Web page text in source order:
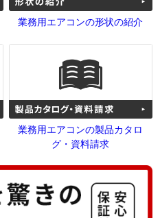
業務用エアコンの形状の紹介
業務用エアコンの製品カタロ
グ・資料請求